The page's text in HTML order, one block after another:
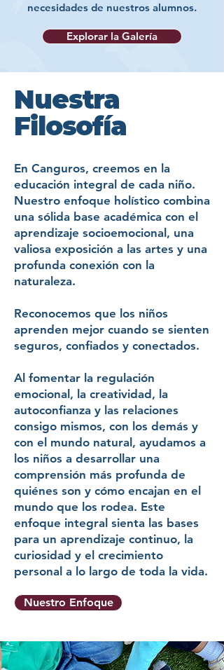
necesidades de nuestros alumnos.
Explorar la Galería
Nuestra
Filosofía
En Canguros, creemos en la
educación integral de cada niño.
Nuestro enfoque holístico combina
una sólida base académica con el
aprendizaje socioemocional, una
valiosa exposición a las artes y una
profunda conexión con la
naturaleza.
Reconocemos que los niños
aprenden mejor cuando se sienten
seguros, confiados y conectados.
Al fomentar la regulación
emocional, la creatividad, la
autoconfianza y las relaciones
consigo mismos, con los demás y
con el mundo natural, ayudamos a
los niños a desarrollar una
comprensión más profunda de
quiénes son y cómo encajan en el
mundo que los rodea. Este
enfoque integral sienta las bases
para un aprendizaje continuo, la
curiosidad y el crecimiento
personal a lo largo de toda la vida.
Nuestro Enfoque